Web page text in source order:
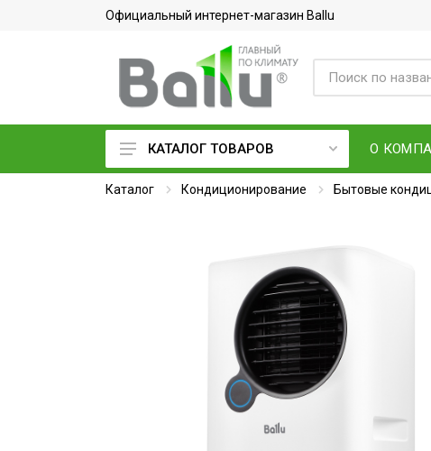
Официальный интернет-магазин Ballu
Кондиционеры воздуха
Тепловое оборудование
Электросушилки для рук
Промышленные кондиционеры
КАТАЛОГ ТОВАРОВ О
Каталог Кондиционирование Бытовые